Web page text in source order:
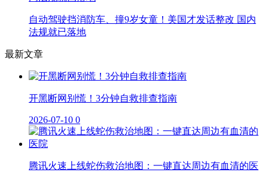
自动驾驶挡消防车、撞9岁女童！美国才发话整改 国内
法规就已落地
最新文章
开黑断网别慌！3分钟自救排查指南
2026-07-10 0
腾讯火速上线蛇伤救治地图：一键直达周边有血清的医